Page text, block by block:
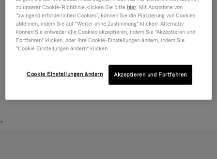
anderen Stichwort oder einem
unserer Vorschläge.
Kontaktieren Sie uns perE-mail, wir helfen Ihnen
gerne weiter.
Zur Startseite
^
zu unserer Cookie-Richtlinie klicken Sie bitte hier. Mit Ausnahme von
"zwingend erforderlichen Cookies", können Sie die Platzierung von Cookies
ablehnen, indem Sie auf "Weiter ohne Zustimmung" klicken. Alternativ
können Sie entweder alle Cookies akzeptieren, indem Sie "Akzeptieren und
Fortfahren" klicken, oder Ihre Cookie-Einstellungen ändern, indem Sie
"Cookie Einstellungen ändern" klicken.
Cookie Einstellungen ändern Akzeptieren und Fortfahren